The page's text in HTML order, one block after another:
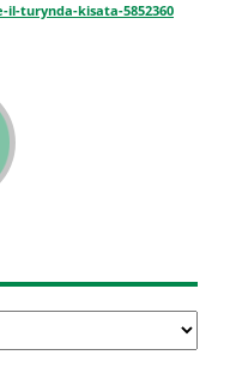
turynda-kisata-5852360